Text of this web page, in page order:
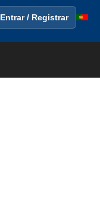
Entrar / Registrar